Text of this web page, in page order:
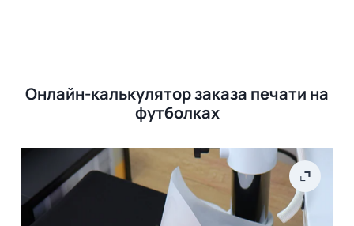
Онлайн-калькулятор заказа печати на
футболках